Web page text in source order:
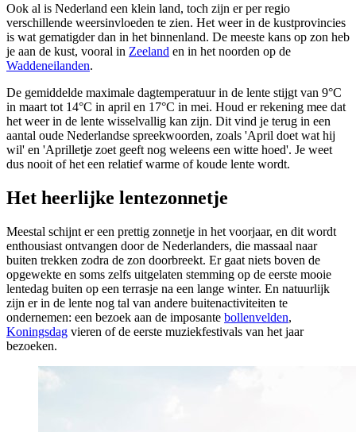
Ook al is Nederland een klein land, toch zijn er per regio
verschillende weersinvloeden te zien. Het weer in de kustprovincies
is wat gematigder dan in het binnenland. De meeste kans op zon heb
je aan de kust, vooral in Zeeland en in het noorden op de
Waddeneilanden.
De gemiddelde maximale dagtemperatuur in de lente stijgt van 9°C
in maart tot 14°C in april en 17°C in mei. Houd er rekening mee dat
het weer in de lente wisselvallig kan zijn. Dit vind je terug in een
aantal oude Nederlandse spreekwoorden, zoals 'April doet wat hij
wil' en 'Aprilletje zoet geeft nog weleens een witte hoed'. Je weet
dus nooit of het een relatief warme of koude lente wordt.
Het heerlijke lentezonnetje
Meestal schijnt er een prettig zonnetje in het voorjaar, en dit wordt
enthousiast ontvangen door de Nederlanders, die massaal naar
buiten trekken zodra de zon doorbreekt. Er gaat niets boven de
opgewekte en soms zelfs uitgelaten stemming op de eerste mooie
lentedag buiten op een terrasje na een lange winter. En natuurlijk
zijn er in de lente nog tal van andere buitenactiviteiten te
ondernemen: een bezoek aan de imposante bollenvelden,
Koningsdag vieren of de eerste muziekfestivals van het jaar
bezoeken.